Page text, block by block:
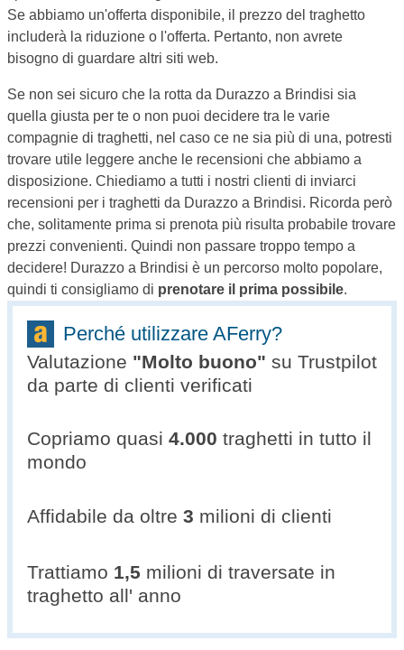
Se abbiamo un'offerta disponibile, il prezzo del traghetto
includerà la riduzione o l'offerta. Pertanto, non avrete
bisogno di guardare altri siti web.
Se non sei sicuro che la rotta da Durazzo a Brindisi sia
quella giusta per te o non puoi decidere tra le varie
compagnie di traghetti, nel caso ce ne sia più di una, potresti
trovare utile leggere anche le recensioni che abbiamo a
disposizione. Chiediamo a tutti i nostri clienti di inviarci
recensioni per i traghetti da Durazzo a Brindisi. Ricorda però
che, solitamente prima si prenota più risulta probabile trovare
prezzi convenienti. Quindi non passare troppo tempo a
decidere! Durazzo a Brindisi è un percorso molto popolare,
quindi ti consigliamo di prenotare il prima possibile.
Perché utilizzare AFerry?
Valutazione "Molto buono" su Trustpilot
da parte di clienti verificati
Copriamo quasi 4.000 traghetti in tutto il
mondo
Affidabile da oltre 3 milioni di clienti
Trattiamo 1,5 milioni di traversate in
traghetto all' anno